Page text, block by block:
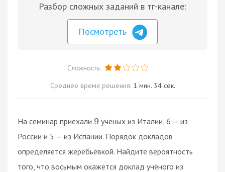
Разбор сложных заданий в тг-канале:
Посмотреть
Сложность:
Среднее время решения: 1 мин. 34 сек.
На семинар приехали 9 учёных из Италии, 6 — из
России и 5 — из Испании. Порядок докладов
определяется жеребьёвкой. Найдите вероятность
того, что восьмым окажется доклад учёного из